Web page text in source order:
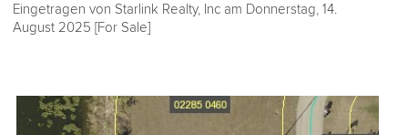
Eingetragen von Starlink Realty, Inc am Donnerstag, 14.
August 2025 [For Sale]